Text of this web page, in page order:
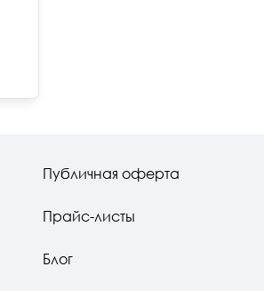
Публичная оферта
Прайс-листы
Блог